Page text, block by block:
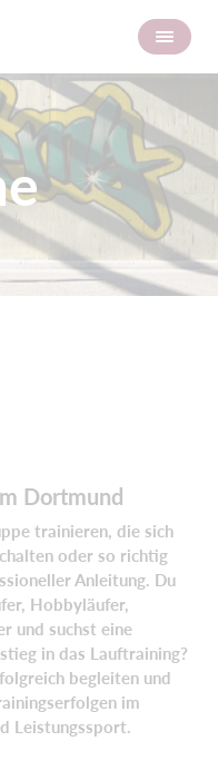
Dortmund
trainieren, die sich
oder so richtig
Anleitung. Du
Hobbyläufer,
und suchst eine
in das Lauftraining?
begleiten und
im
Leistungssport.